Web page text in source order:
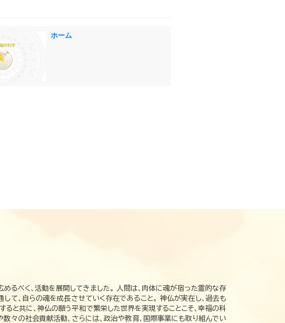
ホーム
るべく、活動を展開してきました。 人間は、肉体に魂が宿った霊的な存
て、自らの魂を成長させていく存在であること。 神仏が実在し、過去も
と共に、神仏の願う平和で繁栄した世界を実現することこそ、幸福の科
々の社会貢献活動、さらには、政治や教育、国際事業にも取り組んでい